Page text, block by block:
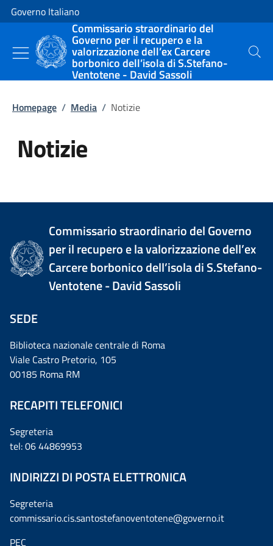
Vai al contenuto
Vai alla navigazione del sito
Governo Italiano
Commissario straordinario del
Governo per il recupero e la
valorizzazione dell’ex Carcere
borbonico dell’isola di S.Stefano-
Ventotene - David Sassoli
Cerca
Homepage / Media / Notizie
Notizie
Tutti i contenuti della pagina
Commissario straordinario del Governo
per il recupero e la valorizzazione dell’ex
Carcere borbonico dell’isola di S.Stefano-
Ventotene - David Sassoli
SEDE
Biblioteca nazionale centrale di Roma
Viale Castro Pretorio, 105
00185 Roma RM
RECAPITI TELEFONICI
Segreteria
tel: 06 44869953
INDIRIZZI DI POSTA ELETTRONICA
Segreteria
commissario.cis.santostefanoventotene@governo.it
PEC